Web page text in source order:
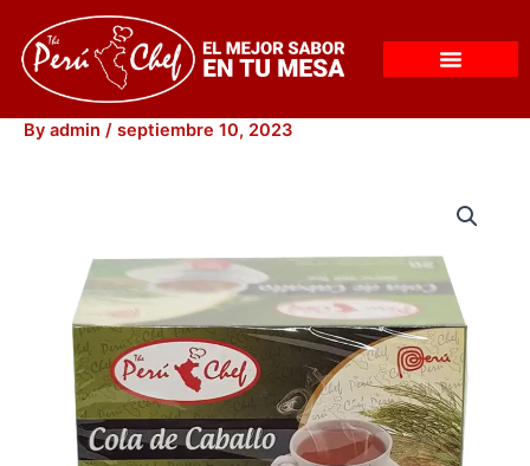
content
By admin / septiembre 10, 2023